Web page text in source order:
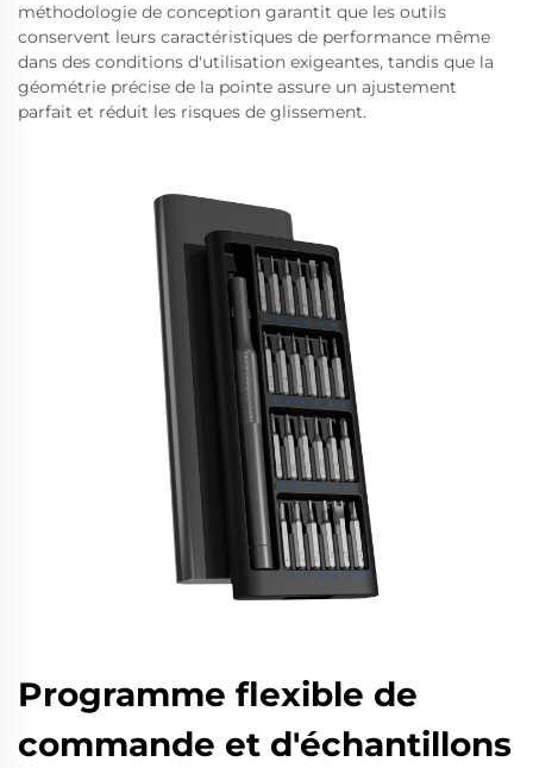
méthodologie de conception garantit que les outils
conservent leurs caractéristiques de performance même
dans des conditions d'utilisation exigeantes, tandis que la
géométrie précise de la pointe assure un ajustement
parfait et réduit les risques de glissement.
Programme flexible de
commande et d'échantillons